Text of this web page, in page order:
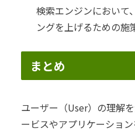
検索エンジンにおいて
ングを上げるための施
まとめ
ユーザー（User）の理解
ービスやアプリケーショ